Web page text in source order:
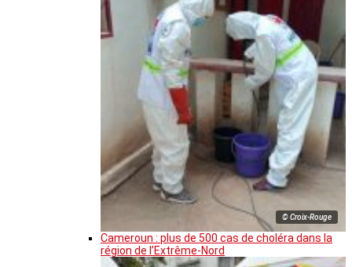
© Croix-Rouge
Cameroun : plus de 500 cas de choléra dans la
région de l’Extrême-Nord